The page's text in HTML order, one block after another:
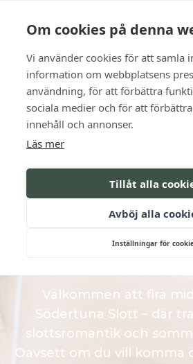
Om cookies på denna
Vi använder cookies för att samla
information om webbplatsens
användning, för att förbättra
sociala medier och för att
innehåll och annonser.
Läs mer
Tillåt alla
Avböj alla
Inställningar för
Fira ljusets
FIRA
PÅ
Välkommen att fira
Södertuna Slott – där
slottsromantik och
Oavsett om du vill komma